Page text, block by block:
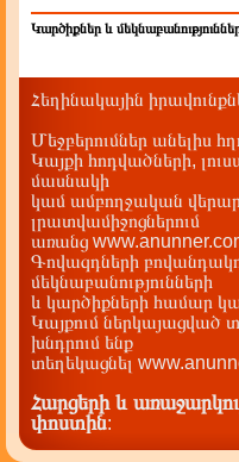
Կարծիքներ և
Հեղինակային
Մեջբերումներ անելիս
Կայքի հոդվածների,
մասնակի
կամ ամբողջական
լրատվամիջոցներում
առանց
Գովազդների
մեկնաբանությունների
և կարծիքների համար
Կայքում ներկայացված
խնդրում ենք
տեղեկացնել
Հարցերի և
փոստին: